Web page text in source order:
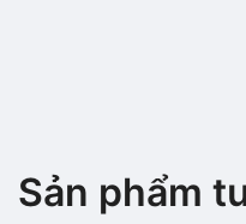
Sản phẩm